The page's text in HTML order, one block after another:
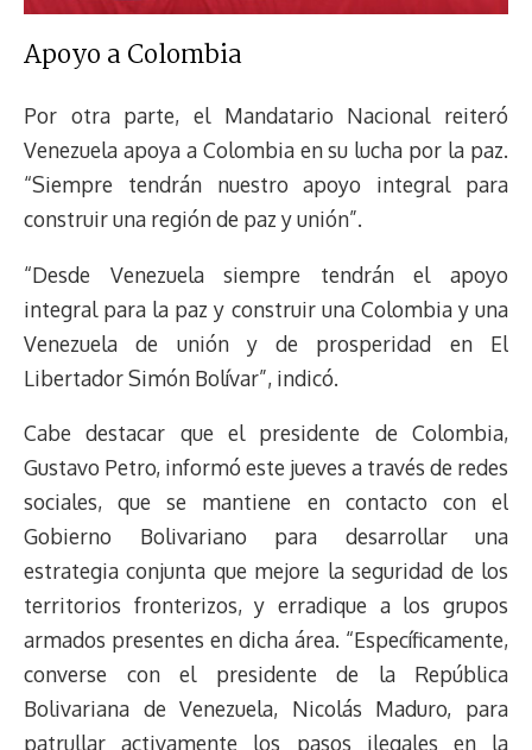
Apoyo a Colombia
Por otra parte, el Mandatario Nacional reiteró
Venezuela apoya a Colombia en su lucha por la paz.
“Siempre tendrán nuestro apoyo integral para
construir una región de paz y unión”.
“Desde Venezuela siempre tendrán el apoyo
integral para la paz y construir una Colombia y una
Venezuela de unión y de prosperidad en El
Libertador Simón Bolívar”, indicó.
Cabe destacar que el presidente de Colombia,
Gustavo Petro, informó este jueves a través de redes
sociales, que se mantiene en contacto con el
Gobierno Bolivariano para desarrollar una
estrategia conjunta que mejore la seguridad de los
territorios fronterizos, y erradique a los grupos
armados presentes en dicha área. “Específicamente,
converse con el presidente de la República
Bolivariana de Venezuela, Nicolás Maduro, para
patrullar activamente los pasos ilegales en la